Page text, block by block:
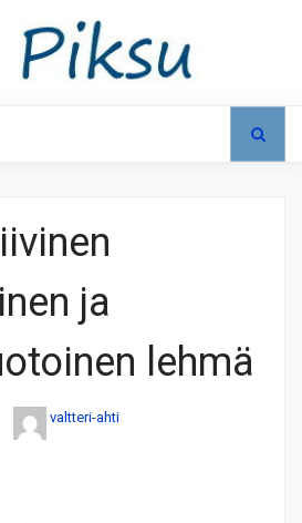
ja
lehmä
valtteri-ahti